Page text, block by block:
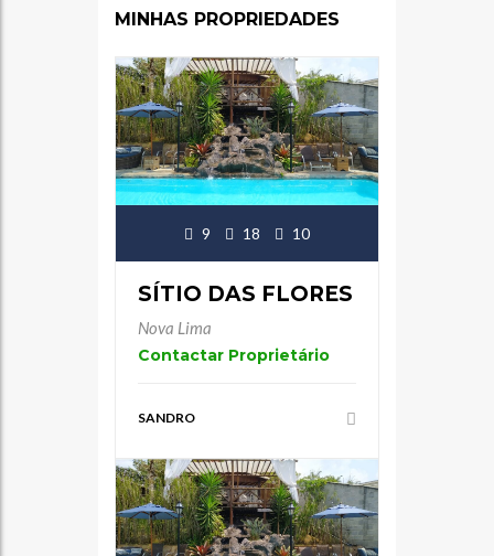
MINHAS PROPRIEDADES
9 18 10
SÍTIO DAS FLORES
Nova Lima
Contactar Proprietário
SANDRO